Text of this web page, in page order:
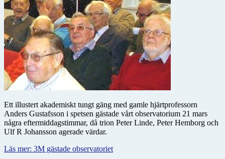
Ett illustert akademiskt tungt gäng med gamle hjärtprofessorn
Anders Gustafsson i spetsen gästade vårt observatorium 21 mars
några eftermiddagstimmar, då trion Peter Linde, Peter Hemborg och
Ulf R Johansson agerade värdar.
Läs mer: 3M gästade observatoriet